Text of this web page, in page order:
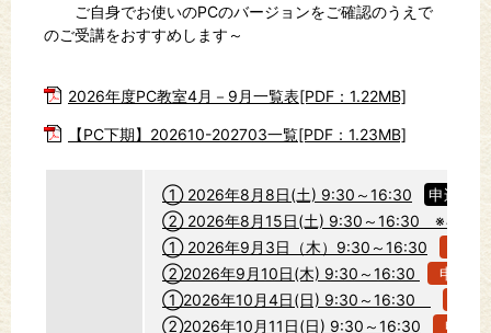
ご自身でお使いのPCのバージョンをご確認のうえで
のご受講をおすすめします～
2026年度PC教室4月－9月一覧表[PDF：1.22MB]
【PC下期】202610-202703一覧[PDF：1.23MB]
① 2026年8月8日(土) 9:30～16:30
申込終了
② 2026年8月15日(土) 9:30～16:30 ※キャン
① 2026年9月3日（木）9:30～16:30
②2026年9月10日(木) 9:30～16:30
申込む
①2026年10月4日(日) 9:30～16:30
②2026年10月11日(日) 9:30～16:30
申込む